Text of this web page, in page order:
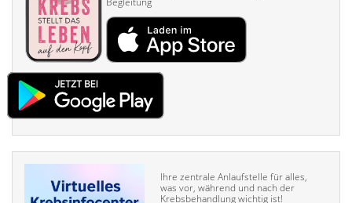
Ihre zentrale Anlaufstelle für alles,
was vor, während und nach der
Krebsbehandlung wichtig ist!